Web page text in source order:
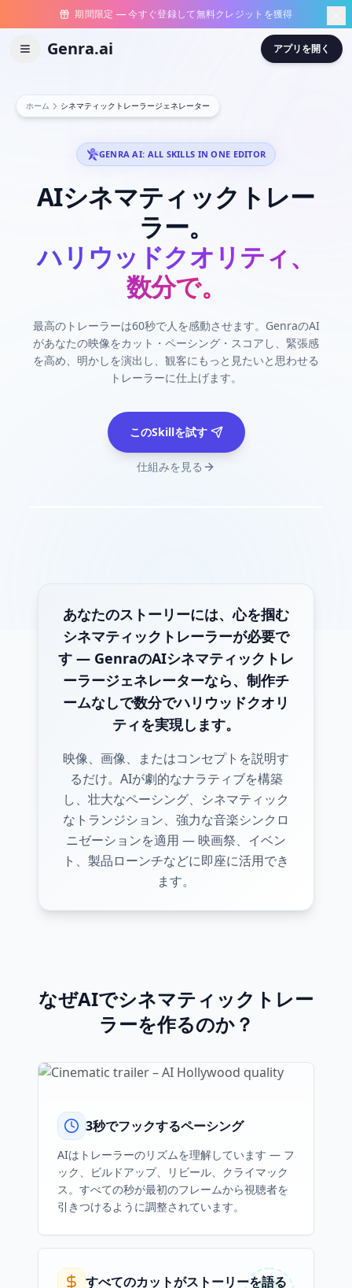
期間限定 — 今すぐ登録して無料クレジットを獲得
Genra.ai アプリを開く
ホーム シネマティックトレーラージェネレーター
GENRA AI: ALL SKILLS IN ONE EDITOR
AIシネマティックトレー
ラー。
ハリウッドクオリティ、
数分で。
最高のトレーラーは60秒で人を感動させます。GenraのAI
があなたの映像をカット・ペーシング・スコアし、緊張感
を高め、明かしを演出し、観客にもっと見たいと思わせる
トレーラーに仕上げます。
このSkillを試す
仕組みを見る
あなたのストーリーには、心を掴む
シネマティックトレーラーが必要で
す — GenraのAIシネマティックトレ
ーラージェネレーターなら、制作チ
ームなしで数分でハリウッドクオリ
ティを実現します。
映像、画像、またはコンセプトを説明す
るだけ。AIが劇的なナラティブを構築
し、壮大なペーシング、シネマティック
なトランジション、強力な音楽シンクロ
ニゼーションを適用 — 映画祭、イベン
ト、製品ローンチなどに即座に活用でき
ます。
なぜAIでシネマティックトレー
ラーを作るのか？
3秒でフックするペーシング
AIはトレーラーのリズムを理解しています — フ
ック、ビルドアップ、リビール、クライマック
ス。すべての秒が最初のフレームから視聴者を
引きつけるように調整されています。
すべてのカットがストーリーを語る